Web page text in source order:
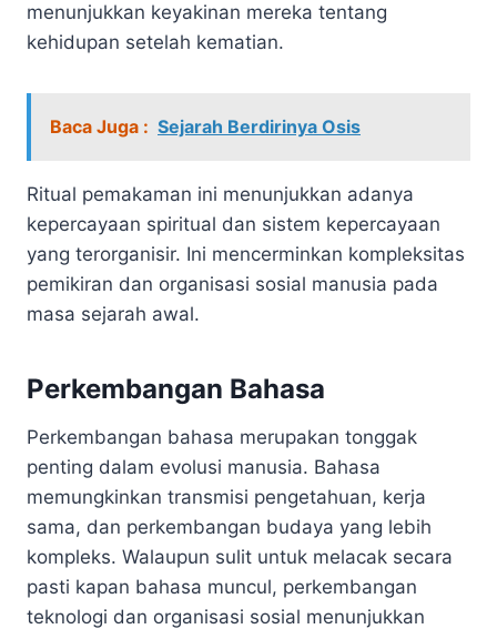
menunjukkan keyakinan mereka tentang
kehidupan setelah kematian.
Baca Juga : Sejarah Berdirinya Osis
Ritual pemakaman ini menunjukkan adanya
kepercayaan spiritual dan sistem kepercayaan
yang terorganisir. Ini mencerminkan kompleksitas
pemikiran dan organisasi sosial manusia pada
masa sejarah awal.
Perkembangan Bahasa
Perkembangan bahasa merupakan tonggak
penting dalam evolusi manusia. Bahasa
memungkinkan transmisi pengetahuan, kerja
sama, dan perkembangan budaya yang lebih
kompleks. Walaupun sulit untuk melacak secara
pasti kapan bahasa muncul, perkembangan
teknologi dan organisasi sosial menunjukkan